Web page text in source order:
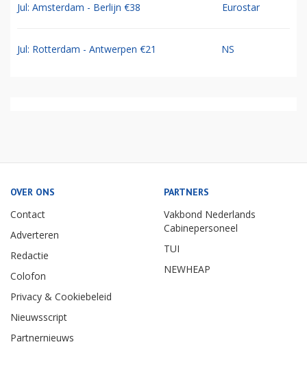
Jul: Amsterdam - Berlijn €38 Eurostar
Jul: Rotterdam - Antwerpen €21 NS
OVER ONS
Contact
Adverteren
Redactie
Colofon
Privacy & Cookiebeleid
Nieuwsscript
Partnernieuws
PARTNERS
Vakbond Nederlands
Cabinepersoneel
TUI
NEWHEAP